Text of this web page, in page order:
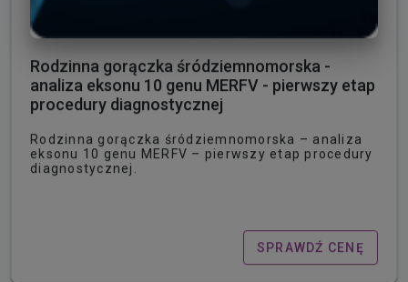
Rodzinna gorączka śródziemnomorska -
analiza eksonu 10 genu MERFV - pierwszy etap
procedury diagnostycznej
Rodzinna gorączka śródziemnomorska – analiza
eksonu 10 genu MERFV – pierwszy etap procedury
diagnostycznej.
SPRAWDŹ CENĘ